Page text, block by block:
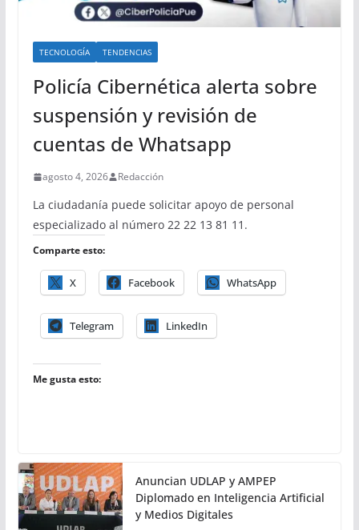
TECNOLOGÍA TENDENCIAS
Policía Cibernética alerta sobre
suspensión y revisión de
cuentas de Whatsapp
agosto 4, 2026 Redacción
La ciudadanía puede solicitar apoyo de personal
especializado al número 22 22 13 81 11.
Comparte esto:
X Facebook WhatsApp
Telegram LinkedIn
Me gusta esto:
Anuncian UDLAP y AMPEP
Diplomado en Inteligencia Artificial
y Medios Digitales